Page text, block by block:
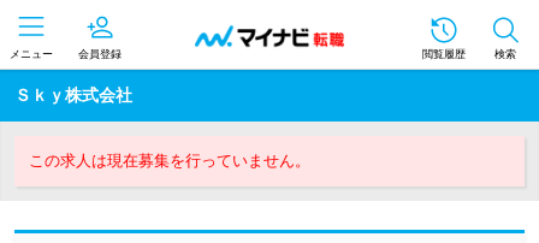
メニュー 会員登録 閲覧履歴 検索
Ｓｋｙ株式会社
この求人は現在募集を行っていません。